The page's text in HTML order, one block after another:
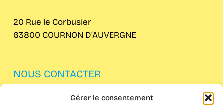
Gérer le consentement
20 Rue le Corbusier
63800 COURNON D’AUVERGNE
NOUS CONTACTER